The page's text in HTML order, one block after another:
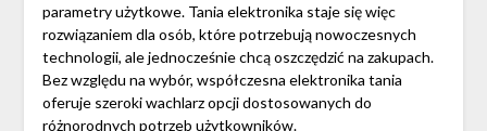
parametry użytkowe. Tania elektronika staje się więc
rozwiązaniem dla osób, które potrzebują nowoczesnych
technologii, ale jednocześnie chcą oszczędzić na zakupach.
Bez względu na wybór, współczesna elektronika tania
oferuje szeroki wachlarz opcji dostosowanych do
różnorodnych potrzeb użytkowników.